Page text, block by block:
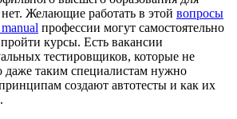
Желающие работать в этой вопросы
профессии могут самостоятельно
курсы. Есть вакансии
тестировщиков, которые не
даже таким специалистам нужно
создают автотесты и как их